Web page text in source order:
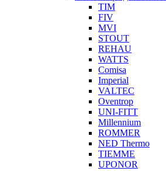
TIM
FIV
MVI
STOUT
REHAU
WATTS
Comisa
Imperial
VALTEC
Oventrop
UNI-FITT
Millennium
ROMMER
NED Thermo
TIEMME
UPONOR